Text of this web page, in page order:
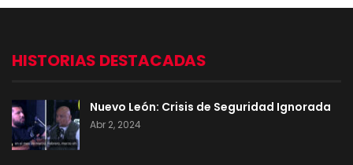
HISTORIAS DESTACADAS
Nuevo León: Crisis de Seguridad Ignorada
Abr 2, 2024